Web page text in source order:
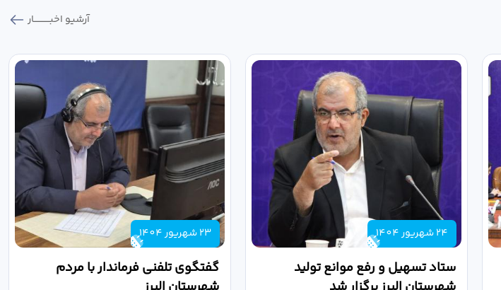
آرشیو اخبـــــــــــار
24 شهریور 1404
ستاد تسهیل و رفع موانع تولید
23 شهریور 1404
گفتگوی تلفنی فرماندار با مردم